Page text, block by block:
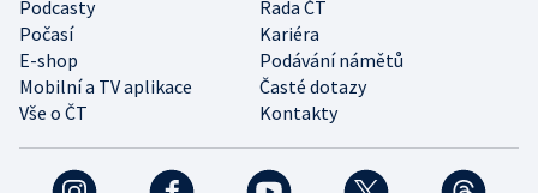
Podcasty
Rada ČT
Počasí
Kariéra
E-shop
Podávání námětů
Mobilní a TV aplikace
Časté dotazy
Vše o ČT
Kontakty